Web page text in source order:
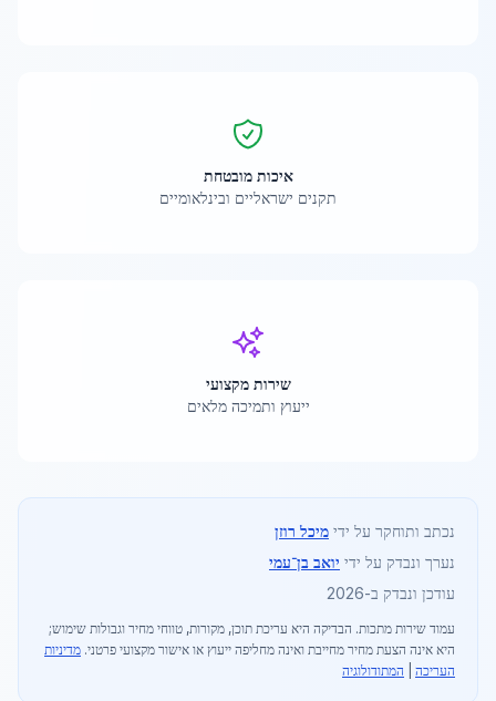
איכות מובטחת
תקנים ישראליים ובינלאומיים
שירות מקצועי
ייעוץ ותמיכה מלאים
נכתב ותוחקר על ידי מיכל רוזן
נערך ונבדק על ידי יואב בן־עמי
עודכן ונבדק ב-2026
עמוד שירות מתכות. הבדיקה היא עריכת תוכן, מקורות, טווחי מחיר וגבולות שימוש;
היא אינה הצעת מחיר מחייבת ואינה מחליפה ייעוץ או אישור מקצועי פרטני. מדיניות
העריכה
המתודולוגיה